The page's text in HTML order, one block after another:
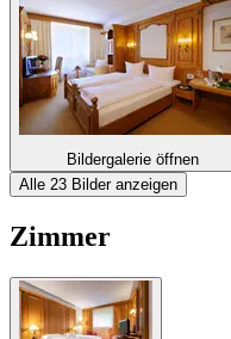
Bildergalerie öffnen
Alle 23 Bilder anzeigen
Zimmer